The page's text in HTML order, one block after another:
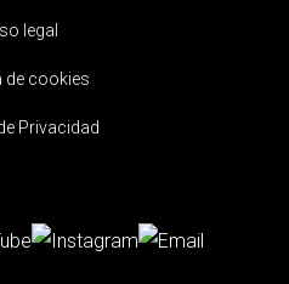
legal
de cookies
Privacidad